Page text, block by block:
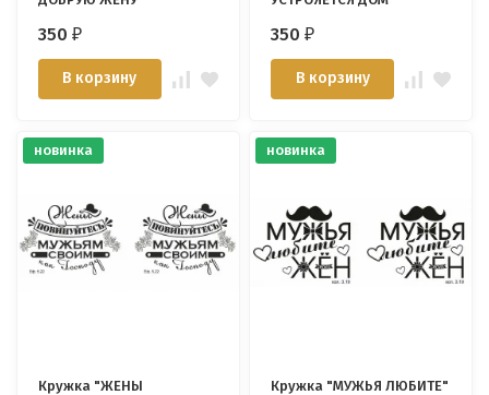
350₽
В корзину
350₽
В корзину
новинка
Кружка "ЖЕНЫ
новинка
Кружка "МУЖЬЯ ЛЮБИТЕ"